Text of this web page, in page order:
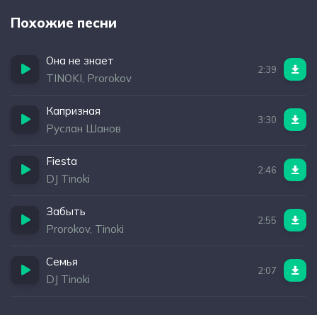
Похожие песни
Она не знает
TINOKI, Prorokov
2:39
Капризная
Руслан Шанов
3:30
Fiesta
DJ Tinoki
2:46
Забыть
Prorokov, Tinoki
2:55
Семья
DJ Tinoki
2:07